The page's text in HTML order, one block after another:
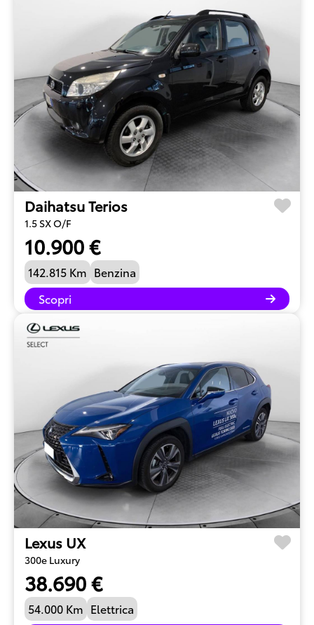
Daihatsu Terios
1.5 SX O/F
10.900 €
142.815 Km Benzina
Scopri
Lexus UX
300e Luxury
38.690 €
54.000 Km Elettrica